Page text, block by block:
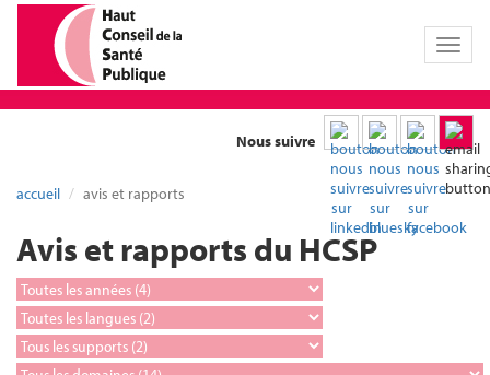
Toggle
Nous suivre
accueil avis et rapports
Avis et rapports du HCSP